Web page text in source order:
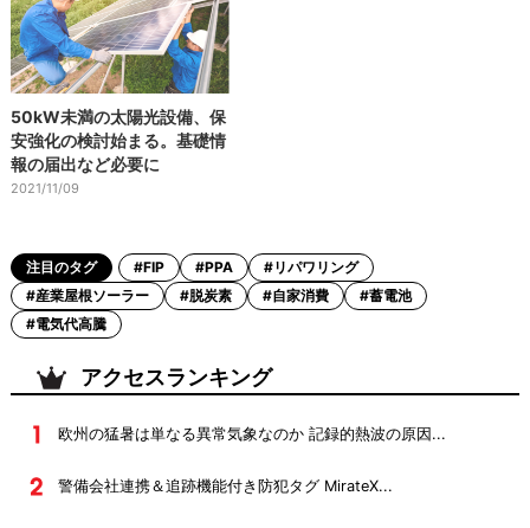
50kW未満の太陽光設備、保
安強化の検討始まる。基礎情
報の届出など必要に
2021/11/09
注目のタグ #FIP #PPA
#リパワリング
#産業屋根ソーラー
#脱炭素 #自家消費
#蓄電池
#電気代高騰
アクセスランキング
欧州の猛暑は単なる異常気象なのか 記録的熱波の原因...
警備会社連携＆追跡機能付き防犯タグ MirateX...